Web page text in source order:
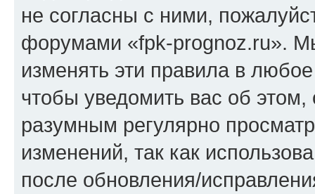
не согласны с ними,
форумами «fpk-prognoz.ru».
изменять эти правила в
чтобы уведомить вас об
разумным регулярно
изменений, так как
после обновления/